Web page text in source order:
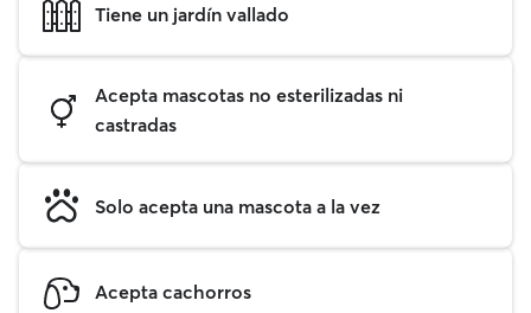
Tiene un jardín vallado
Acepta mascotas no esterilizadas ni
castradas
Solo acepta una mascota a la vez
Acepta cachorros